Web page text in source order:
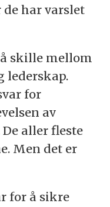
de har varslet
skille mellom
lederskap.
for
av
aller fleste
Men det er
for å sikre